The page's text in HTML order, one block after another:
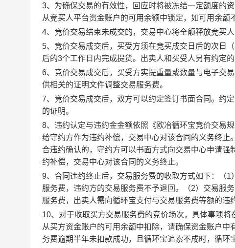
3、为确保交易的有效性，回应时将被冻结一定额度的
从竞买人平台资金账户的可用余额中锁定，如可用余额
4、竞价交易结束未成交的，交易中心将全额释放竞买人
5、竞价交易成交后，买受方须在竞买成交日后的次日
后的3个工作日内完成提货。出卖人和买受人另有约定的
6、竞价交易成交后，买受方实提重量或数量与电子交
供相关的证明文件调整交易服务费。
7、竞价交易成交后，双方可以约定签订书面合同。约
的证明。
8、违约认定与违约金金额依照《欧冶循环宝竞价交易
给守约方作为违约补偿，交易中心对该合同的义务终
合违约确认的，守约方可以书面方式向交易中心申请
约补偿，交易中心对该合同的义务终止。
9、合同违约终止后，交易服务费的收取方式如下：（
服务费，违约方的交易服务费不予退回。（2）交易服
服务费，出卖人需向循环宝支付与交易服务费等额的违
10、对于收取买方交易服务费的竞价场次，具体事项
从买方资金账户的可用余额中扣除，请确保资金账户
务费逾期半年未扣款成功，且循环宝追索不成时，循环